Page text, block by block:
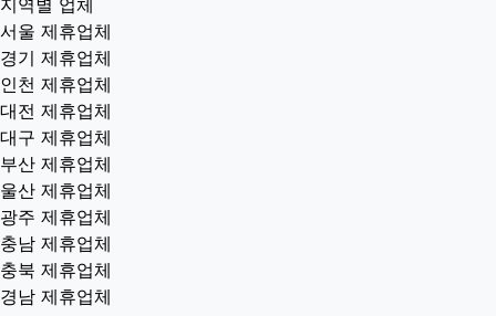
서울 제휴업체
경기 제휴업체
인천 제휴업체
대전 제휴업체
대구 제휴업체
부산 제휴업체
울산 제휴업체
광주 제휴업체
충남 제휴업체
충북 제휴업체
경남 제휴업체